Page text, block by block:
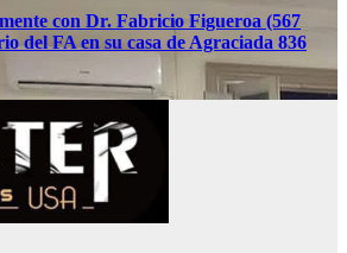
con Dr. Fabricio Figueroa (567
del FA en su casa de Agraciada 836